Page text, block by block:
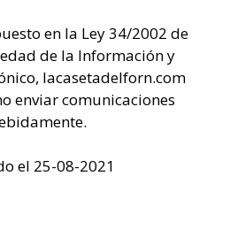
en la Ley 34/2002 de
de la Información y
lacasetadelforn.com
enviar comunicaciones
el 25-08-2021